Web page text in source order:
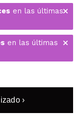
en las últimas
en las últimas
›